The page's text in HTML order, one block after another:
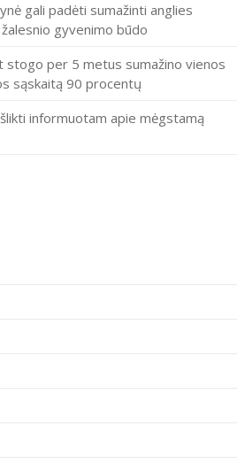
gali padėti sumažinti anglies
gyvenimo būdo
stogo per 5 metus sumažino vienos
sąskaitą 90 procentų
informuotam apie mėgstamą